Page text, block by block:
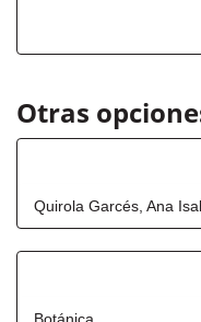
Otras
Quirola Garcés, Ana